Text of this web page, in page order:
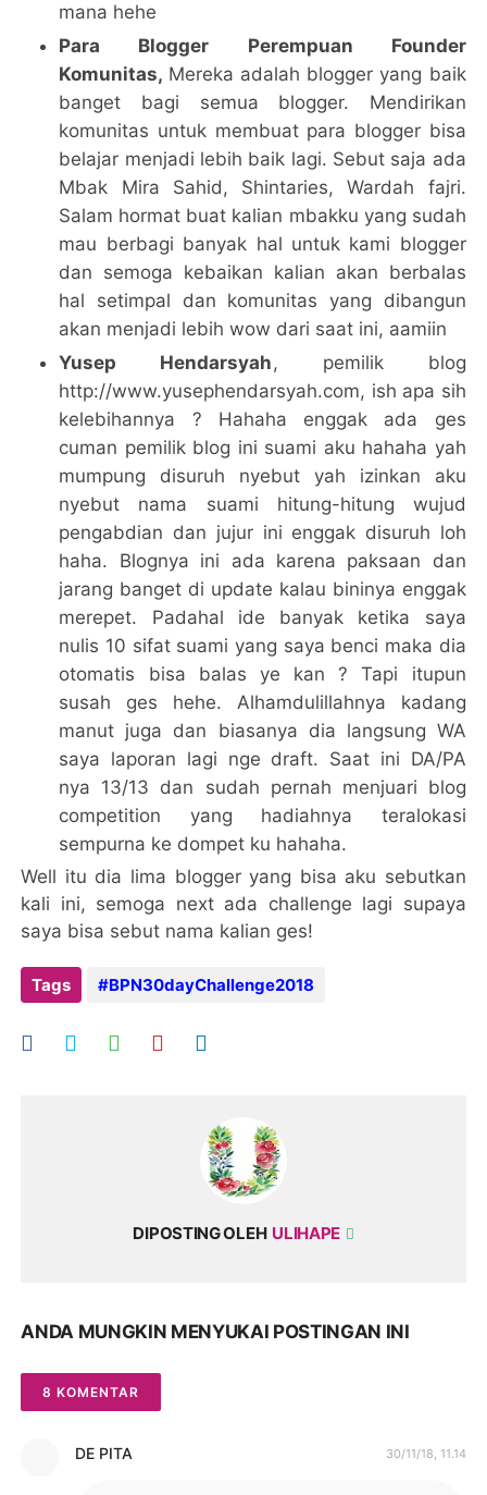
mana hehe
Para Blogger Perempuan Founder
Komunitas, Mereka adalah blogger yang baik
banget bagi semua blogger. Mendirikan
komunitas untuk membuat para blogger bisa
belajar menjadi lebih baik lagi. Sebut saja ada
Mbak Mira Sahid, Shintaries, Wardah fajri.
Salam hormat buat kalian mbakku yang sudah
mau berbagi banyak hal untuk kami blogger
dan semoga kebaikan kalian akan berbalas
hal setimpal dan komunitas yang dibangun
akan menjadi lebih wow dari saat ini, aamiin
Yusep Hendarsyah, pemilik blog
http://www.yusephendarsyah.com, ish apa sih
kelebihannya ? Hahaha enggak ada ges
cuman pemilik blog ini suami aku hahaha yah
mumpung disuruh nyebut yah izinkan aku
nyebut nama suami hitung-hitung wujud
pengabdian dan jujur ini enggak disuruh loh
haha. Blognya ini ada karena paksaan dan
jarang banget di update kalau bininya enggak
merepet. Padahal ide banyak ketika saya
nulis 10 sifat suami yang saya benci maka dia
otomatis bisa balas ye kan ? Tapi itupun
susah ges hehe. Alhamdulillahnya kadang
manut juga dan biasanya dia langsung WA
saya laporan lagi nge draft. Saat ini DA/PA
nya 13/13 dan sudah pernah menjuari blog
competition yang hadiahnya teralokasi
sempurna ke dompet ku hahaha.
Well itu dia lima blogger yang bisa aku sebutkan
kali ini, semoga next ada challenge lagi supaya
saya bisa sebut nama kalian ges!
Tags #BPN30dayChallenge2018
DIPOSTING OLEH ULIHAPE
ANDA MUNGKIN MENYUKAI POSTINGAN INI
8 KOMENTAR
DE PITA 30/11/18, 11.14